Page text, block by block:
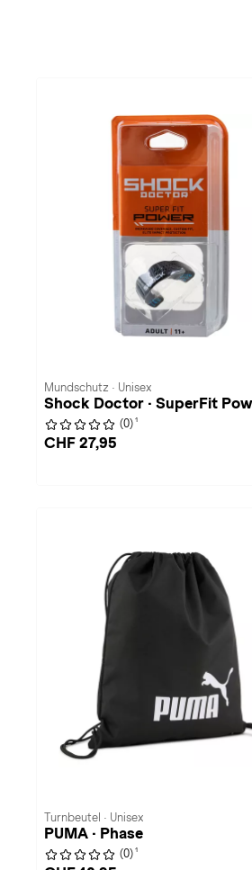
Mundschutz · Unisex
Shock Doctor · SuperFit
(0) 1
CHF 27,95
Turnbeutel · Unisex
PUMA · Phase
(0) 1